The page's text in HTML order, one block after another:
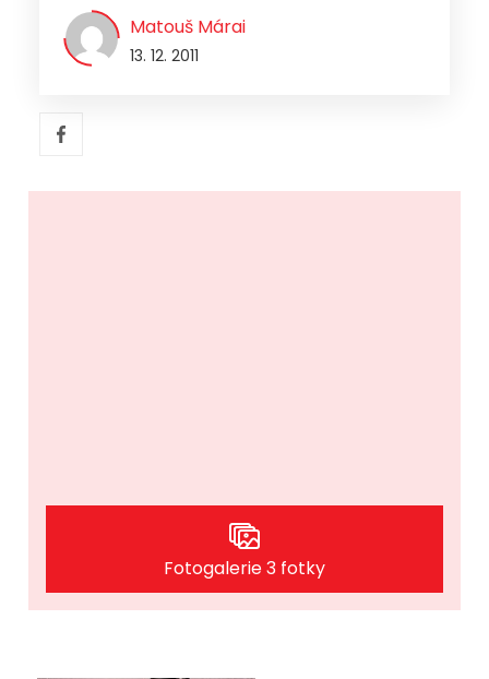
Matouš Márai
13. 12. 2011
Fotogalerie 3 fotky